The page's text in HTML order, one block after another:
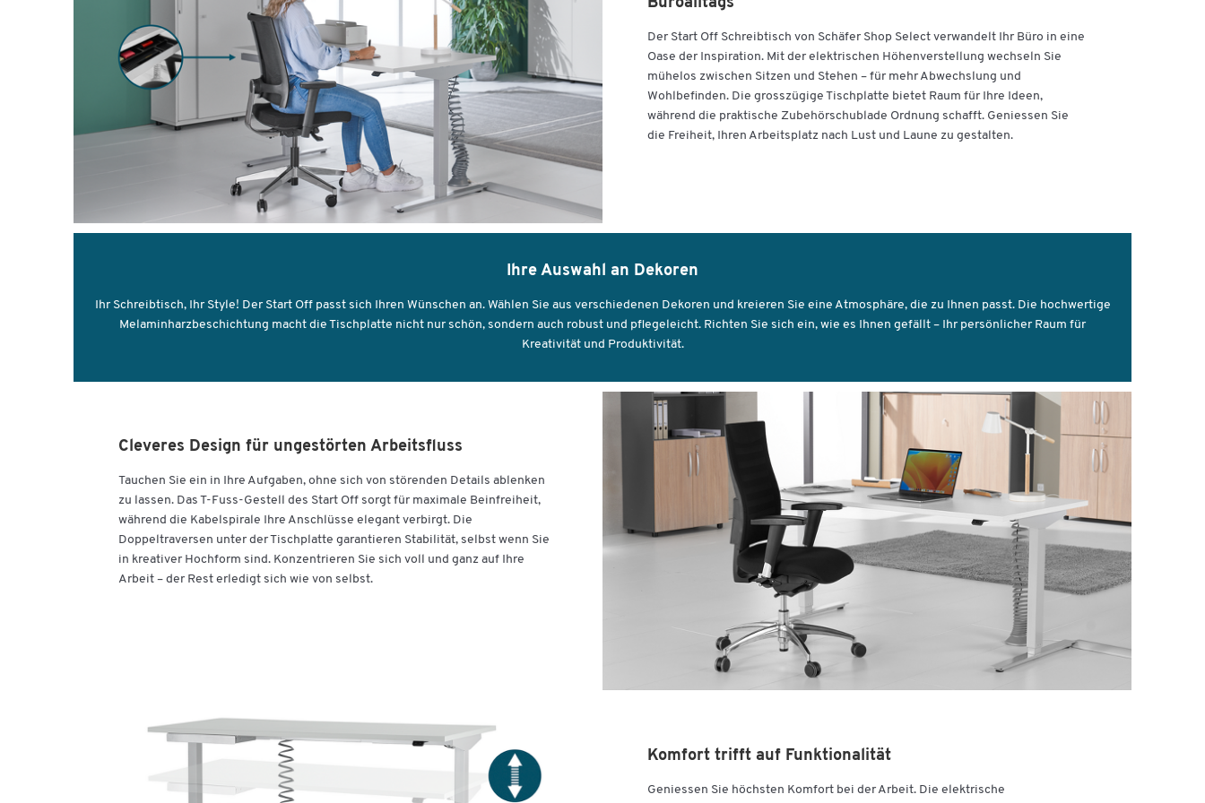
Weitere Details:
Einfache Selbstmontage
Belastbarkeit: 55 kg dynamisch, 55 kg statisch
Masse: B 1600 x T 800 x H 755-1255 mm
Individualisten, die Variabilität und hohe
Leistungsfähigkeit schätzen, finden mit diesem
Schreibtisch der Schäfer Shop Serie Select die passende
Lösung.
Höhe bis [mm]
Höhe von [mm] 755
Tiefe [mm] 800
Der Start Off Schreibtisch von Schäfer Shop Select verwandelt Ihr Büro in eine
Oase der Inspiration. Mit der elektrischen Höhenverstellung wechseln Sie
mühelos zwischen Sitzen und Stehen – für mehr Abwechslung und
Wohlbefinden. Die grosszügige Tischplatte bietet Raum für Ihre Ideen,
während die praktische Zubehörschublade Ordnung schafft. Geniessen Sie
die Freiheit, Ihren Arbeitsplatz nach Lust und Laune zu gestalten.
Ihre Auswahl an Dekoren
Ihr Schreibtisch, Ihr Style! Der Start Off passt sich Ihren Wünschen an. Wählen Sie aus verschiedenen Dekoren und kreieren Sie eine Atmosphäre, die zu Ihnen passt. Die hochwertige
Melaminharzbeschichtung macht die Tischplatte nicht nur schön, sondern auch robust und pflegeleicht. Richten Sie sich ein, wie es Ihnen gefällt – Ihr persönlicher Raum für
Kreativität und Produktivität.
Cleveres Design für ungestörten Arbeitsfluss
Tauchen Sie ein in Ihre Aufgaben, ohne sich von störenden Details ablenken
zu lassen. Das T-Fuss-Gestell des Start Off sorgt für maximale Beinfreiheit,
während die Kabelspirale Ihre Anschlüsse elegant verbirgt. Die
Doppeltraversen unter der Tischplatte garantieren Stabilität, selbst wenn Sie
in kreativer Hochform sind. Konzentrieren Sie sich voll und ganz auf Ihre
Arbeit – der Rest erledigt sich wie von selbst.
Komfort trifft auf Funktionalität
Geniessen Sie höchsten Komfort bei der Arbeit. Die elektrische